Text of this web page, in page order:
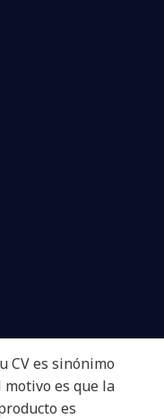
CV es sinónimo
motivo es que la
es